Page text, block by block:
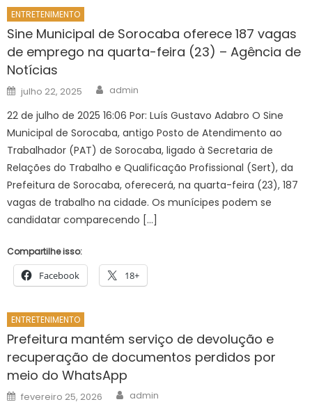
ENTRETENIMENTO
Sine Municipal de Sorocaba oferece 187 vagas
de emprego na quarta-feira (23) – Agência de
Notícias
Posted
on
julho 22, 2025 Author
admin
22 de julho de 2025 16:06 Por: Luís Gustavo Adabro O Sine
Municipal de Sorocaba, antigo Posto de Atendimento ao
Trabalhador (PAT) de Sorocaba, ligado à Secretaria de
Relações do Trabalho e Qualificação Profissional (Sert), da
Prefeitura de Sorocaba, oferecerá, na quarta-feira (23), 187
vagas de trabalho na cidade. Os munícipes podem se
candidatar comparecendo […]
Compartilhe isso:
Facebook 18+
ENTRETENIMENTO
Prefeitura mantém serviço de devolução e
recuperação de documentos perdidos por
meio do WhatsApp
Posted
fevereiro 25, 2026 Author
admin